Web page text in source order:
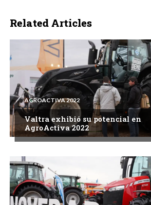
Related Articles
AGROACTIVA 2022
Valtra exhibió su potencial en
AgroActiva 2022